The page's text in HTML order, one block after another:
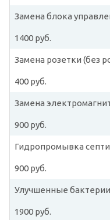
Замена блока
1400 руб.
Замена розетки (без
400 руб.
Замена
900 руб.
Гидропромывка
900 руб.
Улучшенные бактерии
1900 руб.